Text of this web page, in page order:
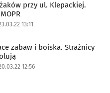
przy ul. Klepackiej.
13:11
zabaw i boiska. Strażnicy
12:56